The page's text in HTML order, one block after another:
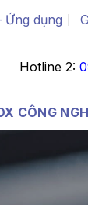
Ứng dụng
Hotline 2:
CÔNG